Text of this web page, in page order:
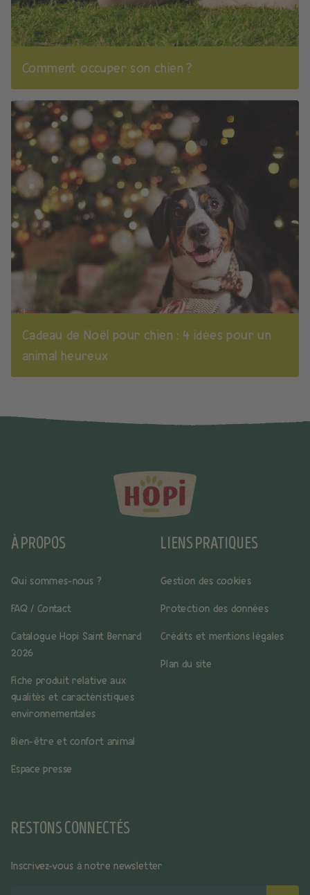
Comment occuper son chien ?
Cadeau de Noël pour chien : 4 idées pour un
animal heureux
À PROPOS
Qui sommes-nous ?
FAQ / Contact
Catalogue Hopi Saint Bernard
2026
Fiche produit relative aux
qualités et caractéristiques
environnementales
Bien-être et confort animal
Espace presse
LIENS PRATIQUES
Gestion des cookies
Protection des données
Crédits et mentions légales
Plan du site
RESTONS CONNECTÉS
Inscrivez-vous à notre newsletter